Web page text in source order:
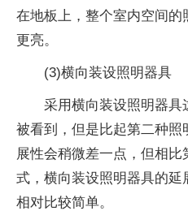
在地板上，整个室内空间
更亮。
(3)横向装设照明器具
采用横向装设照明器具
被看到，但是比起第二种照
展性会稍微差一点，但相
式，横向装设照明器具的
相对比较简单。